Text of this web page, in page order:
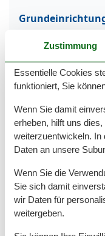
Kinder
Familienfreundlich
Allergikerger.
Backofen
Doppelbett
Dusche/WC
Gefriermöglichkeit
Gäste-WC
Hochstuhl
Internet - WLAN
Zustimmung
Essentielle Cookies
funktioniert, Sie
Wenn Sie damit
erheben, hilft uns
weiterzuentwickeln. In
Daten an unsere
Wenn Sie die
Sie sich damit
wir Daten für
weitergeben.